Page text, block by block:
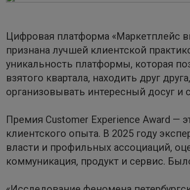
Цифровая платформа «Маркетплейс
признана лучшей клиентской
уникальность платформы, которая
взятого квартала, находить друг
организовывать интересный досуг и
Премия Customer Experience Award —
клиентского опыта. В 2025 году
власти и профильных ассоциаций,
коммуникация, продукт и сервис.